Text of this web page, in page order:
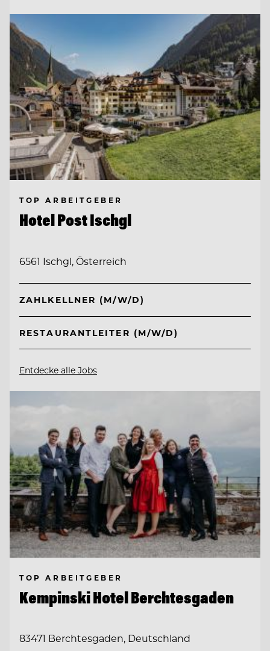
TOP ARBEITGEBER
Hotel Post Ischgl
6561 Ischgl, Österreich
ZAHLKELLNER (M/W/D)
RESTAURANTLEITER (M/W/D)
Entdecke alle Jobs
TOP ARBEITGEBER
Kempinski Hotel Berchtesgaden
83471 Berchtesgaden, Deutschland